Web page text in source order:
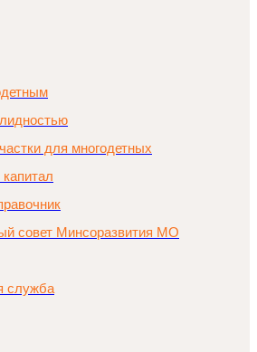
для многодетных
совет Минсоразвития МО
служба